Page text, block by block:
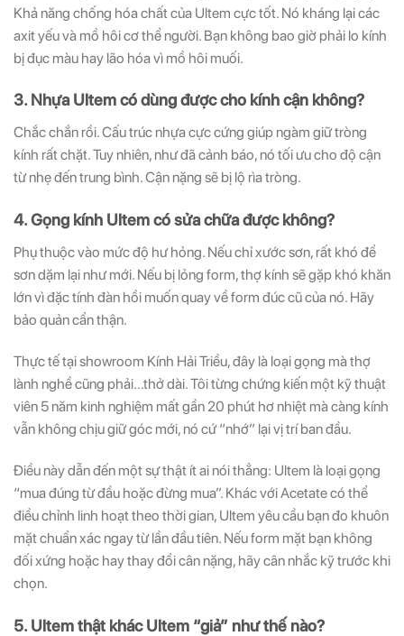
Khả năng chống hóa chất của Ultem cực tốt. Nó kháng lại các
axit yếu và mồ hôi cơ thể người. Bạn không bao giờ phải lo kính
bị đục màu hay lão hóa vì mồ hôi muối.
3. Nhựa Ultem có dùng được cho kính cận không?
Chắc chắn rồi. Cấu trúc nhựa cực cứng giúp ngàm giữ tròng
kính rất chặt. Tuy nhiên, như đã cảnh báo, nó tối ưu cho độ cận
từ nhẹ đến trung bình. Cận nặng sẽ bị lộ rìa tròng.
4. Gọng kính Ultem có sửa chữa được không?
Phụ thuộc vào mức độ hư hỏng. Nếu chỉ xước sơn, rất khó để
sơn dặm lại như mới. Nếu bị lỏng form, thợ kính sẽ gặp khó khăn
lớn vì đặc tính đàn hồi muốn quay về form đúc cũ của nó. Hãy
bảo quản cẩn thận.
Thực tế tại showroom Kính Hải Triều, đây là loại gọng mà thợ
lành nghề cũng phải…thở dài. Tôi từng chứng kiến một kỹ thuật
viên 5 năm kinh nghiệm mất gần 20 phút hơ nhiệt mà càng kính
vẫn không chịu giữ góc mới, nó cứ “nhớ” lại vị trí ban đầu.
Điều này dẫn đến một sự thật ít ai nói thẳng: Ultem là loại gọng
“mua đúng từ đầu hoặc đừng mua”. Khác với Acetate có thể
điều chỉnh linh hoạt theo thời gian, Ultem yêu cầu bạn đo khuôn
mặt chuẩn xác ngay từ lần đầu tiên. Nếu form mặt bạn không
đối xứng hoặc hay thay đổi cân nặng, hãy cân nhắc kỹ trước khi
chọn.
5. Ultem thật khác Ultem “giả” như thế nào?